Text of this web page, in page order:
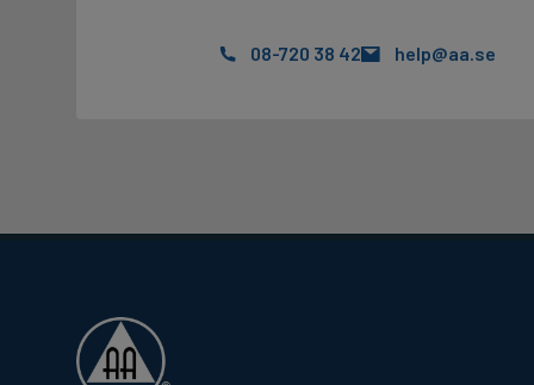
08-720 38 42 help@aa.se